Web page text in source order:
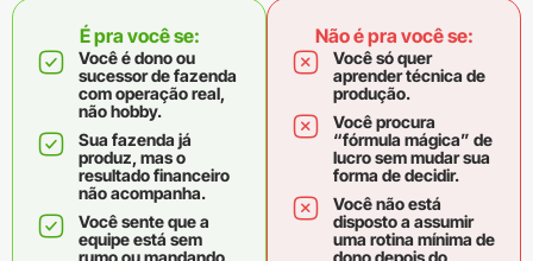
É pra você se:
Você é dono ou
sucessor de fazenda
com operação real,
não hobby.
Sua fazenda já
produz, mas o
resultado financeiro
não acompanha.
Você sente que a
equipe está sem
Não é pra você se:
Você só quer
aprender técnica de
produção.
Você procura
“fórmula mágica” de
lucro sem mudar sua
forma de decidir.
Você não está
disposto a assumir
uma rotina mínima de